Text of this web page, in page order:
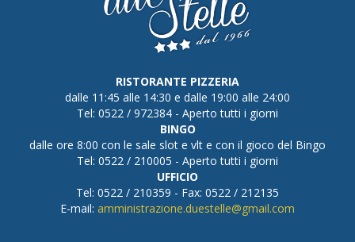
RISTORANTE PIZZERIA
dalle 11:45 alle 14:30 e dalle 19:00 alle 24:00
Tel: 0522 / 972384 - Aperto tutti i giorni
BINGO
dalle ore 8:00 con le sale slot e vlt e con il gioco del Bingo
Tel: 0522 / 210005 - Aperto tutti i giorni
UFFICIO
Tel: 0522 / 210359 - Fax: 0522 / 212135
E-mail: amministrazione.duestelle@gmail.com